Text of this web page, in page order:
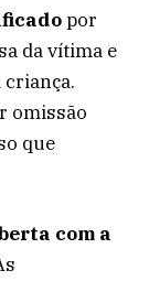
por
da vítima e
omissão
que
com a